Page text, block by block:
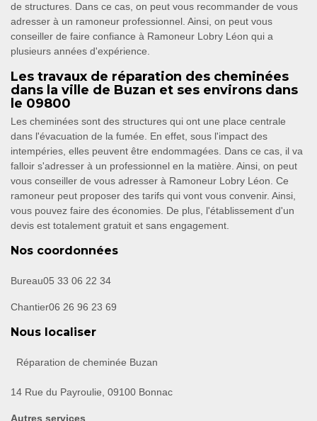
de structures. Dans ce cas, on peut vous recommander de vous
adresser à un ramoneur professionnel. Ainsi, on peut vous
conseiller de faire confiance à Ramoneur Lobry Léon qui a
plusieurs années d'expérience.
Les travaux de réparation des cheminées
dans la ville de Buzan et ses environs dans
le 09800
Les cheminées sont des structures qui ont une place centrale
dans l'évacuation de la fumée. En effet, sous l'impact des
intempéries, elles peuvent être endommagées. Dans ce cas, il va
falloir s'adresser à un professionnel en la matière. Ainsi, on peut
vous conseiller de vous adresser à Ramoneur Lobry Léon. Ce
ramoneur peut proposer des tarifs qui vont vous convenir. Ainsi,
vous pouvez faire des économies. De plus, l'établissement d'un
devis est totalement gratuit et sans engagement.
Nos coordonnées
Bureau05 33 06 22 34
Chantier06 26 96 23 69
Nous localiser
Réparation de cheminée Buzan
14 Rue du Payroulie, 09100 Bonnac
Autres services